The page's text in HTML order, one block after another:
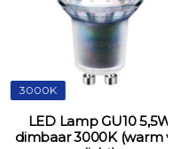
3000K
LED Lamp GU10 5,5W
dimbaar 3000K (warm wit